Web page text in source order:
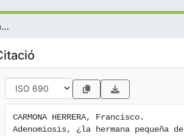
Adenomiosis, ¿la hermana pequeña de la endometriosis?
CARMONA HERRERA, Francisco.
Adenomiosis, ¿la hermana pequeña de